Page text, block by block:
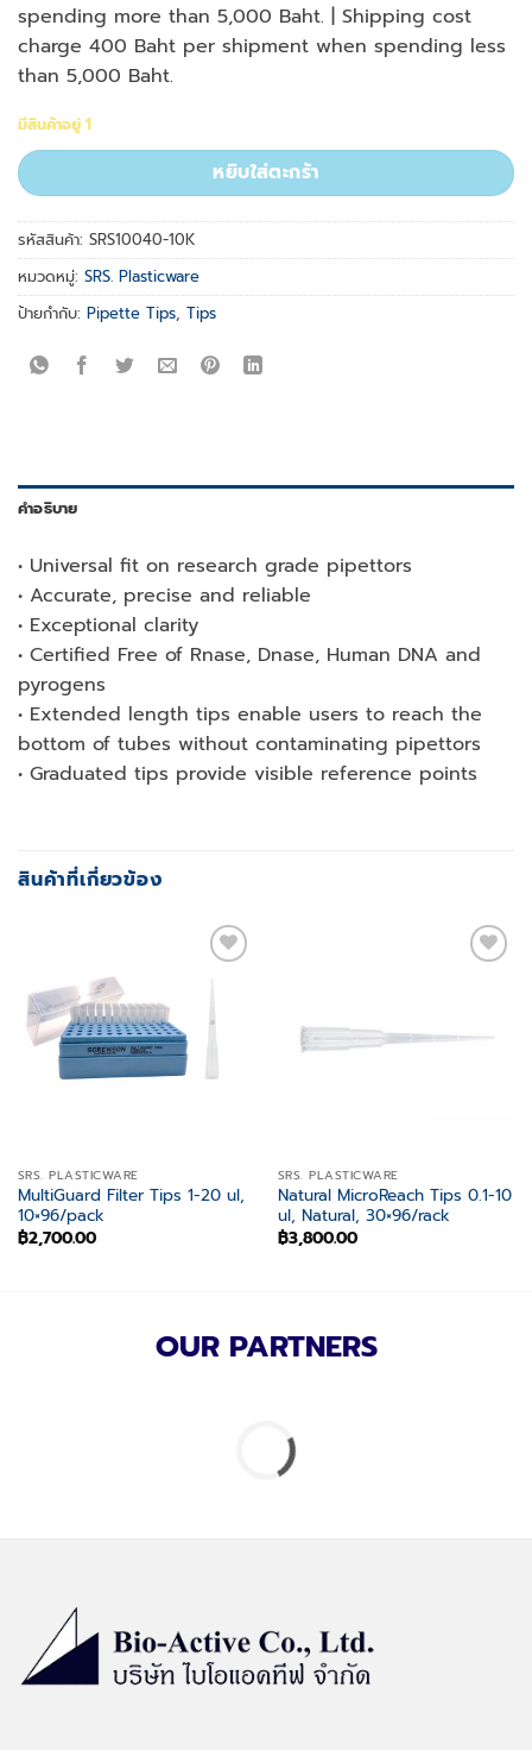
spending more than 5,000 Baht. | Shipping cost
charge 400 Baht per shipment when spending less
than 5,000 Baht.
มีสินค้าอยู่ 1
หยิบใส่ตะกร้า
รหัสสินค้า: SRS10040-10K
หมวดหมู่: SRS. Plasticware
ป้ายกำกับ: Pipette Tips, Tips
คำอธิบาย
• Universal fit on research grade pipettors
• Accurate, precise and reliable
• Exceptional clarity
• Certified Free of Rnase, Dnase, Human DNA and
pyrogens
• Extended length tips enable users to reach the
bottom of tubes without contaminating pipettors
• Graduated tips provide visible reference points
สินค้าที่เกี่ยวข้อง
SRS. PLASTICWARE
MultiGuard Filter Tips 1-20 ul,
10×96/pack
฿2,700.00
SRS. PLASTICWARE
Natural MicroReach Tips 0.1-10
ul, Natural, 30×96/rack
฿3,800.00
OUR PARTNERS